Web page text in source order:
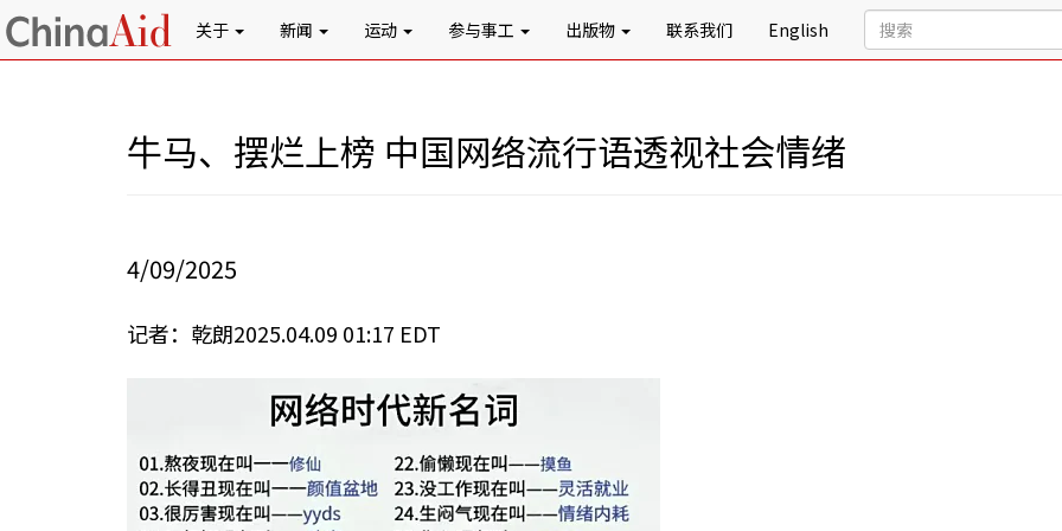
关于 新闻 运动 参与事工 出版物 联系我们 English
牛马、摆烂上榜 中国网络流行语透视社会情绪
4/09/2025
记者：乾朗2025.04.09 01:17 EDT